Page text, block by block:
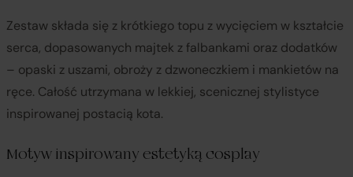
Zestaw składa się z krótkiego topu z wycięciem w kształcie
serca, dopasowanych majtek z falbankami oraz dodatków
– opaski z uszami, obroży z dzwoneczkiem i mankietów na
ręce. Całość utrzymana w lekkiej, scenicznej stylistyce
inspirowanej postacią kota.
Motyw inspirowany estetyką cosplay